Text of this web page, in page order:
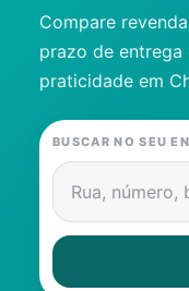
Compare
prazo de
praticidade em
BUSCAR NO SEU
Rua, número,